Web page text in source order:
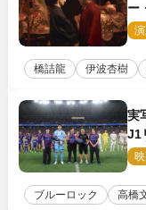
ー
橋詰龍 伊波杏樹
実
J1
＆
ブルーロック 高橋